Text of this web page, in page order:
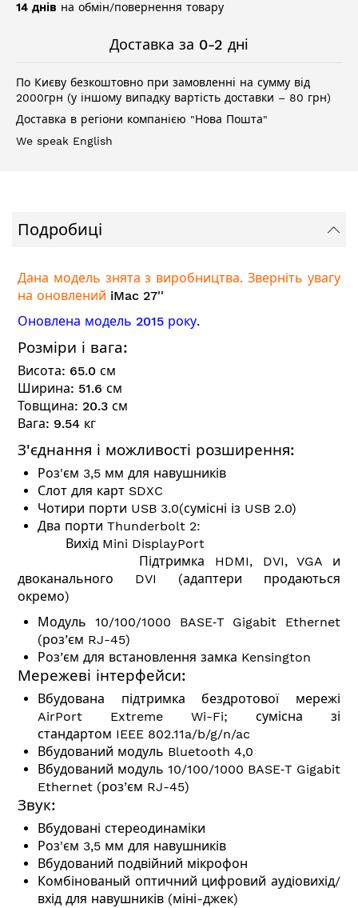
14 днів на обмін/повернення товару
Доставка за 0-2 дні
По Києву безкоштовно при замовленні на сумму від
2000грн (у іншому випадку вартість доставки – 80 грн)
Доставка в регіони компанією "Нова Пошта"
We speak English
Подробиці
Дана модель знята з виробництва. Зверніть увагу
на оновлений iMac 27''
Оновлена модель 2015 року.
Розміри і вага:
Висота: 65.0 см
Ширина: 51.6 см
Товщина: 20.3 см
Вага: 9.54 кг
З'єднання і можливості розширення:
Роз'єм 3,5 мм для навушників
Слот для карт SDXC
Чотири порти USB 3.0(сумісні із USB 2.0)
Два порти Thunderbolt 2:
Вихід Mini DisplayPort
Підтримка HDMI, DVI, VGA и
двоканального DVI (адаптери продаються
окремо)
Модуль 10/100/1000 BASE‑T Gigabit Ethernet
(роз’єм RJ-45)
Роз’єм для встановлення замка Kensington
Мережеві інтерфейси:
Вбудована підтримка бездротової мережі
AirPort Extreme Wi-Fi; сумісна зі
стандартом IEEE 802.11a/b/g/n/ac
Вбудований модуль Bluetooth 4,0
Вбудований модуль 10/100/1000 BASE‑T Gigabit
Ethernet (роз’єм RJ-45)
Звук:
Вбудовані стереодинаміки
Роз'єм 3,5 мм для навушників
Вбудований подвійний мікрофон
Комбінованый оптичний цифровий аудіовихід/
вхід для навушників (міні-джек)